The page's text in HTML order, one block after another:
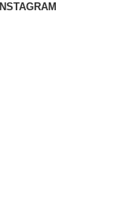
INSTAGRAM